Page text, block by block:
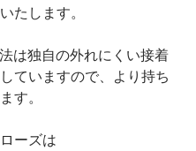
たします。
は独自の外れにくい接着
ていますので、より持ち
す。
ーズは